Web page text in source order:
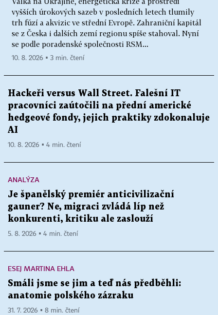
vyšších úrokových sazeb v posledních letech tlumily
trh fúzí a akvizic ve střední Evropě. Zahraniční kapitál
se z Česka i dalších zemí regionu spíše stahoval. Nyní
se podle poradenské společnosti RSM...
10. 8. 2026 ▪ 3 min. čtení
Hackeři versus Wall Street. Falešní IT
pracovníci zaútočili na přední americké
hedgeové fondy, jejich praktiky zdokonaluje
AI
10. 8. 2026 ▪ 4 min. čtení
ANALÝZA
Je španělský premiér anticivilizační
gauner? Ne, migraci zvládá líp než
konkurenti, kritiku ale zaslouží
5. 8. 2026 ▪ 4 min. čtení
ESEJ MARTINA EHLA
Smáli jsme se jim a teď nás předběhli:
anatomie polského zázraku
31. 7. 2026 ▪ 8 min. čtení